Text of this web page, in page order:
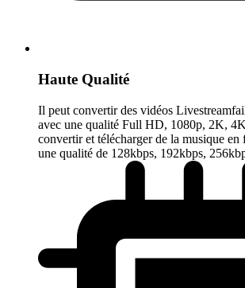
Haute Qualité
Il peut convertir des vidéos
avec une qualité Full HD, 1080p, 2K,
convertir et télécharger de la musique en
une qualité de 128kbps, 192kbps,